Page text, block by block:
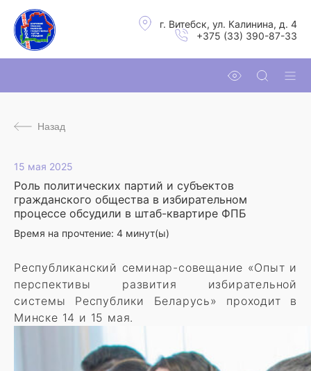
г. Витебск, ул. Калинина, д. 4
+375 (33) 390-87-33
Назад
15 мая 2025
Роль политических партий и субъектов
гражданского общества в избирательном
процессе обсудили в штаб-квартире ФПБ
Время на прочтение: 4 минут(ы)
Республиканский семинар-совещание «Опыт и
перспективы развития избирательной
системы Республики Беларусь» проходит в
Минске 14 и 15 мая.